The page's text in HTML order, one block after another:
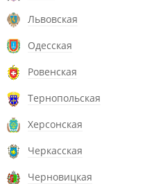
Львовская
Одесская
Ровенская
Тернопольская
Херсонская
Черкасская
Черновицкая